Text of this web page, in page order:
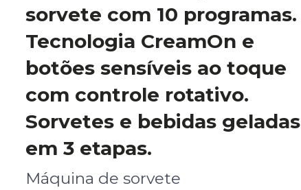
sorvete com 10 programas.
Tecnologia CreamOn e
botões sensíveis ao toque
com controle rotativo.
Sorvetes e bebidas geladas
em 3 etapas.
Máquina de sorvete